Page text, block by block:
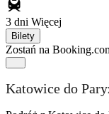
3 dni Więcej
Bilety
Zostań na
Katowice do